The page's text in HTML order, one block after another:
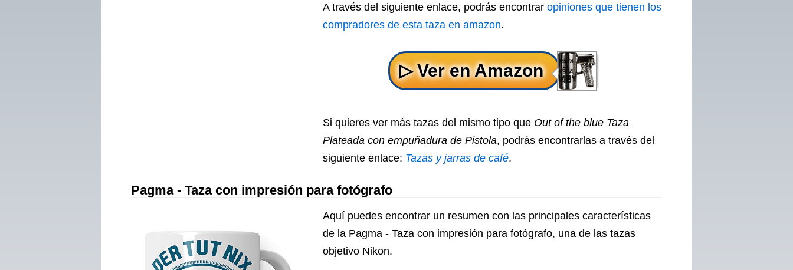
A través del siguiente enlace, podrás encontrar opiniones que tienen los
compradores de esta taza en amazon.
Si quieres ver más tazas del mismo tipo que Out of the blue Taza
Plateada con empuñadura de Pistola, podrás encontrarlas a través del
siguiente enlace: Tazas y jarras de café.
Pagma - Taza con impresión para fotógrafo
Aquí puedes encontrar un resumen con las principales características
de la Pagma - Taza con impresión para fotógrafo, una de las tazas
objetivo Nikon.